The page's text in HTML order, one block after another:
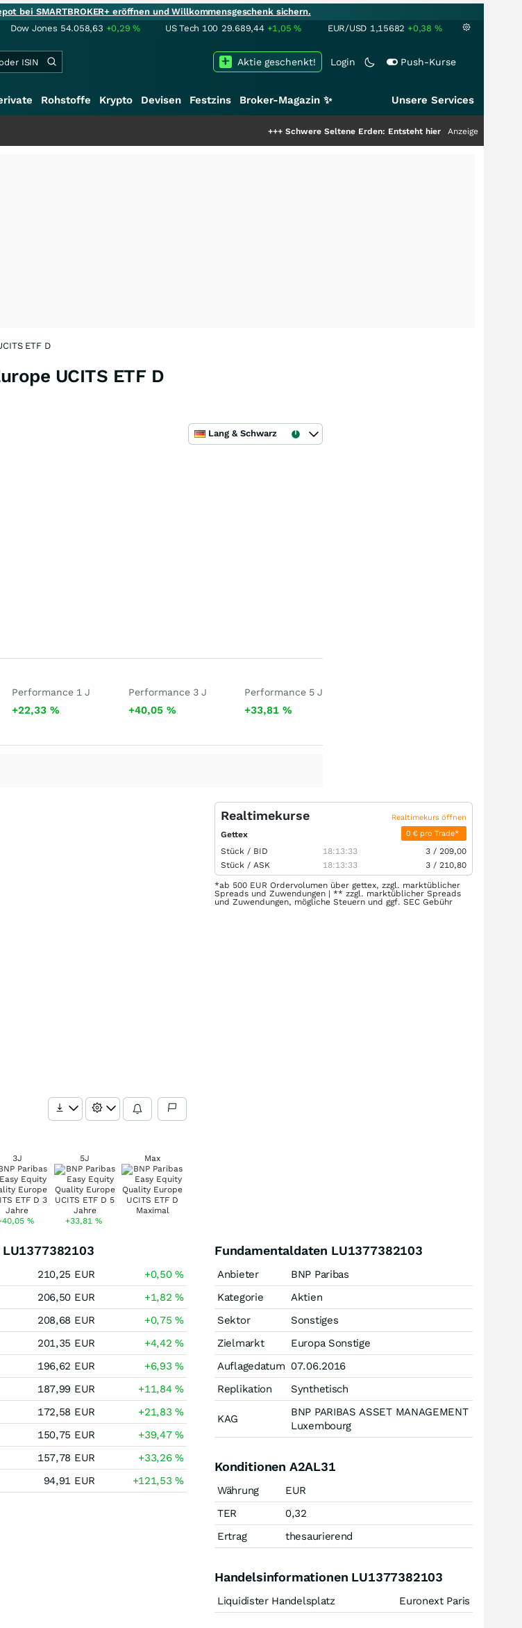
bei SMARTBROKER+ eröffnen und Willkommensgeschenk sichern.
Dow Jones 54.058,63 +0,29% US Tech 100 29.689,44 +1,05% EUR/USD 1,15682 +0,38 %
Login Push-Kurse
Aktie geschenkt!
Rohstoffe Krypto Devisen Festzins Broker-Magazin ✨ Unsere Services
Schwere Seltene Erden: Entsteht hier die nächste Milliardenstory?
Anzeige
ETF D
UCITS ETF D
Lang & Schwarz
Performance 1 J
+22,33%
Performance 3 J
+40,05 %
Performance 5 J
+33,81 %
3J
%
5J
+33,81 %
Max
Realtimekurse Realtimekurs öffnen
Gettex 0 € pro Trade*
Stück / BID 18:13:33 3 / 209,00
Stück / ASK 18:13:33 3 / 210,80
*ab 500 EUR Ordervolumen über gettex, zzgl. marktüblicher
Spreads und Zuwendungen | ** zzgl. marktüblicher Spreads
und Zuwendungen, mögliche Steuern und ggf. SEC Gebühr
210,25 EUR +0,50%
206,50 EUR +1,82%
208,68 EUR +0,75%
201,35 EUR +4,42%
196,62 EUR +6,93%
187,99 EUR +11,84%
172,58 EUR +21,83%
150,75 EUR +39,47%
157,78 EUR +33,26%
94,91 EUR +121,53%
Fundamentaldaten LU1377382103
Anbieter
BNP Paribas
Kategorie
Aktien
Sektor
Sonstiges
Zielmarkt
Europa Sonstige
Auflagedatum 07.06.2016
Replikation
Synthetisch
KAG
BNP PARIBAS ASSET MANAGEMENT
Luxembourg
Konditionen A2AL31
Währung
EUR
TER
0,32
Ertrag
thesaurierend
Handelsinformationen LU1377382103
Liquidister Handelsplatz Euronext Paris